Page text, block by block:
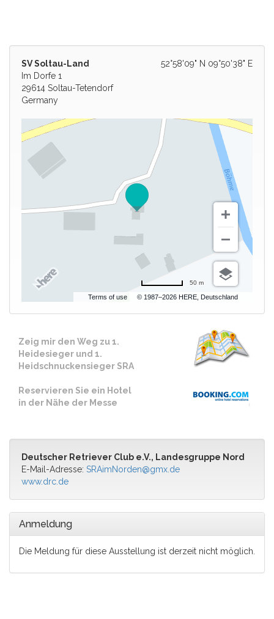
52°58'09" N 09°50'38" E
SV Soltau-Land
Im Dorfe 1
29614 Soltau-Tetendorf
Germany
Terms of use © 1987–2026 HERE, Deutschland
50 m
Zeig mir den Weg zu 1.
Heidesieger und 1.
Heidschnuckensieger SRA
Reservieren Sie ein Hotel
in der Nähe der Messe
Deutscher Retriever Club e.V., Landesgruppe Nord
E-Mail-Adresse: SRAimNorden@gmx.de
www.drc.de
Anmeldung
Die Meldung für diese Ausstellung ist derzeit nicht möglich.